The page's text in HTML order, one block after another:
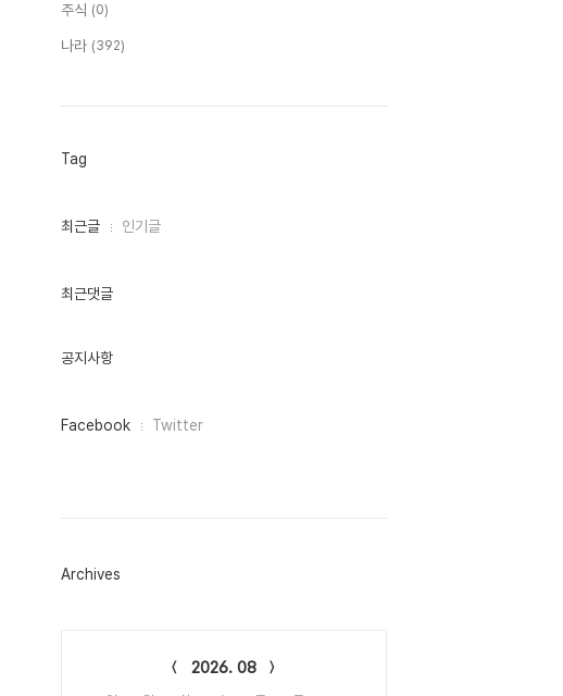
주식 (0)
나라 (392)
Tag
최
인
최근글 인기글
최근댓글
공지사항
페
그
Facebook Twitter
Archives
2026. 08